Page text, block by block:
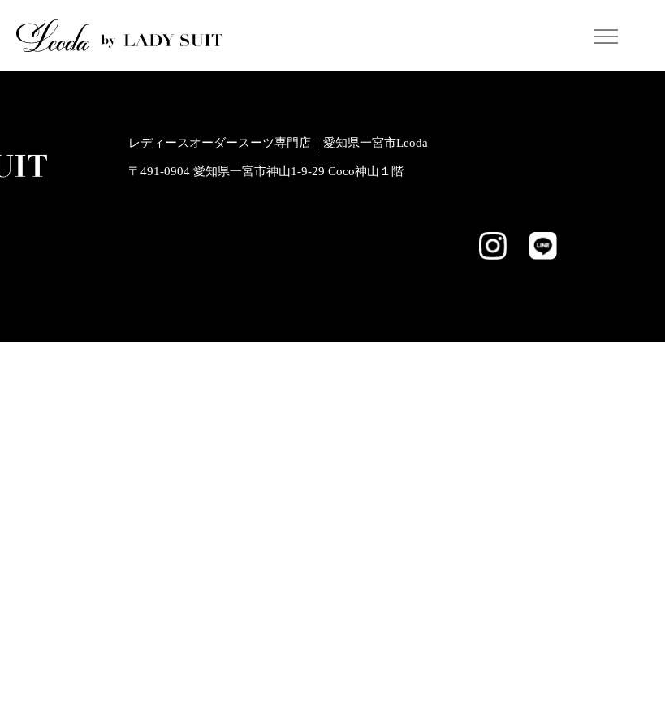
レディースオーダースーツ専門店｜愛知県一宮市Leoda
〒491-0904 愛知県一宮市神山1-9-29 Coco神山１階